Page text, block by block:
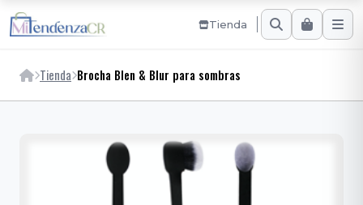
Tienda
Tienda Brocha Blen & Blur para sombras